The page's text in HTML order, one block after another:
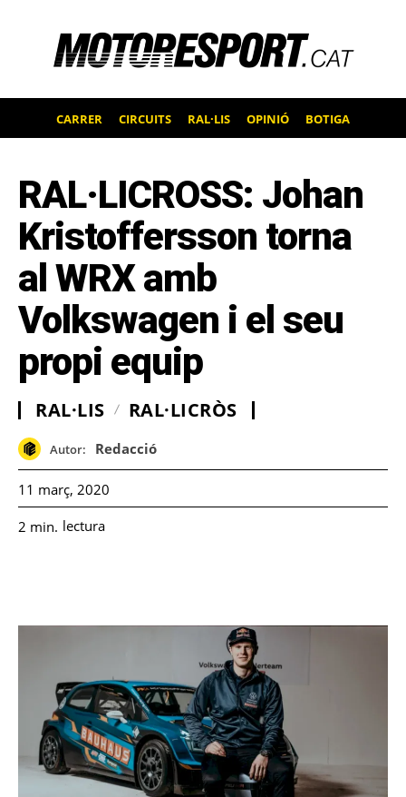
CARRER CIRCUITS RAL·LIS OPINIÓ BOTIGA
RAL·LICROSS: Johan
Kristoffersson torna
al WRX amb
Volkswagen i el seu
propi equip
RAL·LIS RAL·LICRÒS
Autor: Redacció
11 març, 2020
2 min. lectura